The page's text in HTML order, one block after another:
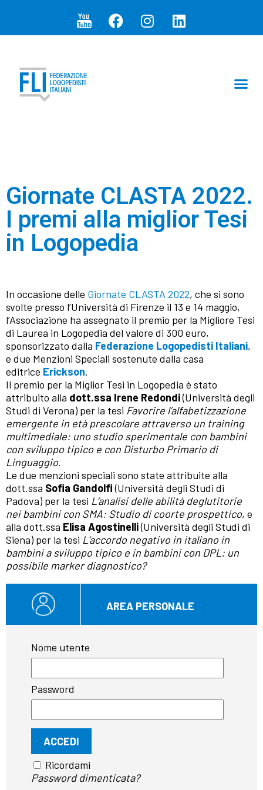
Giornate CLASTA 2022.
I premi alla miglior Tesi
in Logopedia
In occasione delle Giornate CLASTA 2022, che si sono
svolte presso l’Università di Firenze il 13 e 14 maggio,
l’Associazione ha assegnato il premio per la Migliore Tesi
di Laurea in Logopedia del valore di 300 euro,
sponsorizzato dalla Federazione Logopedisti Italiani,
e due Menzioni Speciali sostenute dalla casa
editrice Erickson.
Il premio per la Miglior Tesi in Logopedia è stato
attribuito alla dott.ssa Irene Redondi(Università degli
Studi di Verona) per la tesi Favorire l’alfabetizzazione
emergente in età prescolare attraverso un training
multimediale: uno studio sperimentale con bambini
con sviluppo tipico e con Disturbo Primario di
Linguaggio.
Le due menzioni speciali sono state attribuite alla
dott.ssa Sofia Gandolfi(Università degli Studi di
Padova) per la tesi L’analisi delle abilità deglutitorie
nei bambini con SMA: Studio di coorte prospettico, e
alla dott.ssa Elisa Agostinelli(Università degli Studi di
Siena) per la tesi L’accordo negativo in italiano in
bambini a sviluppo tipico e in bambini con DPL: un
possibile marker diagnostico?
AREA PERSONALE
Nome utente
Password
Ricordami
Password dimenticata?